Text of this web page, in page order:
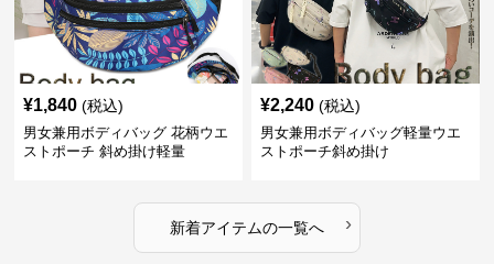
¥1,840 (税込)
男女兼用ボディバッグ 花柄ウエ
ストポーチ 斜め掛け軽量
¥2,240 (税込)
男女兼用ボディバッグ軽量ウエ
ストポーチ斜め掛け
新着アイテムの一覧へ ›